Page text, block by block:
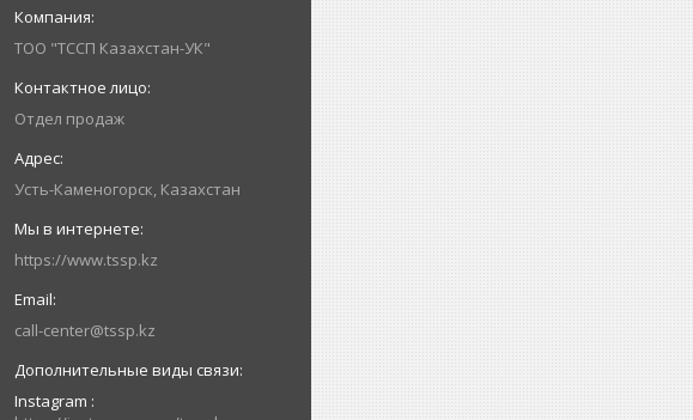
ТОО "ТССП Казахстан-УК"
Отдел продаж
Усть-Каменогорск, Казахстан
https://www.tssp.kz
call-center@tssp.kz
Instagram